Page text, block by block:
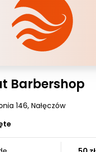
Barbershop
146, Nałęczów